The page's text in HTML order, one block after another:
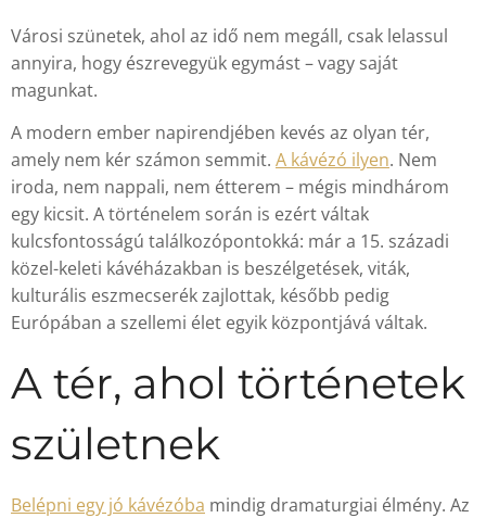
Városi szünetek, ahol az idő nem megáll, csak lelassul
annyira, hogy észrevegyük egymást – vagy saját
magunkat.
A modern ember napirendjében kevés az olyan tér,
amely nem kér számon semmit. A kávézó ilyen. Nem
iroda, nem nappali, nem étterem – mégis mindhárom
egy kicsit. A történelem során is ezért váltak
kulcsfontosságú találkozópontokká: már a 15. századi
közel-keleti kávéházakban is beszélgetések, viták,
kulturális eszmecserék zajlottak, később pedig
Európában a szellemi élet egyik központjává váltak.
A tér, ahol történetek
születnek
Belépni egy jó kávézóba mindig dramaturgiai élmény. Az